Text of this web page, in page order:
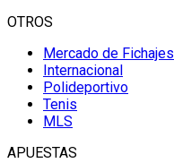
OTROS
Mercado de Fichajes
Internacional
Polideportivo
Tenis
MLS
APUESTAS